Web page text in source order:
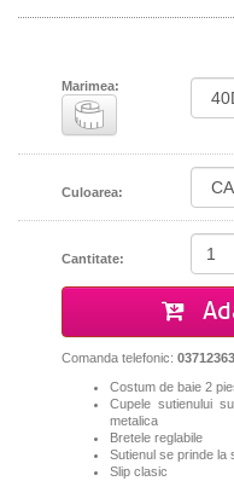
Marimea:
Culoarea:
Cantitate:
Comanda telefonic:
Costum de baie 2
Cupele sutienului
metalica
Bretele reglabile
Sutienul se prinde la
Slip clasic